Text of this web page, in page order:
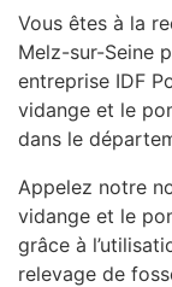
Vous êtes à la
Melz-sur-Seine
entreprise IDF
vidange et le
dans le
Appelez notre
vidange et le
grâce à
relevage de